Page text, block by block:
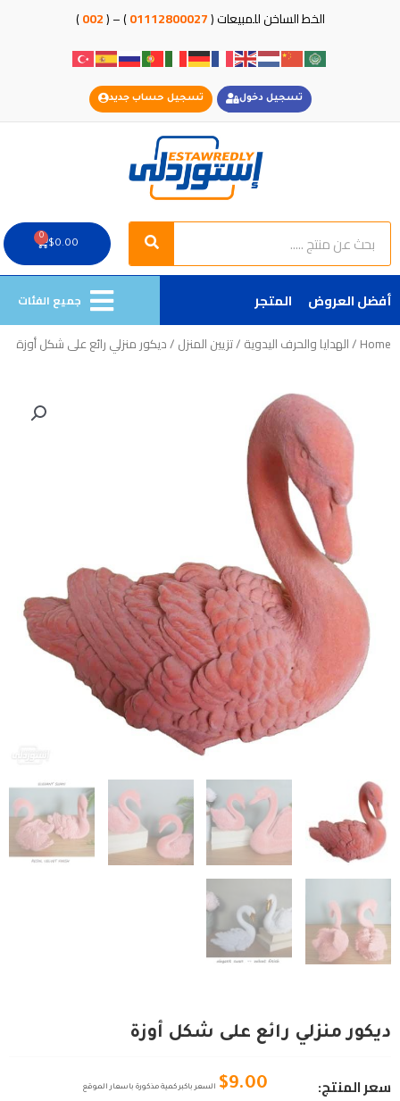
الخط الساخن للمبيعات (01112800027
) – (
002
)
تسجيل دخول تسجيل حساب جديد
Search
Search
$0.00
0
Cart
أفضل العروض المتجر جميع الفئات
Home
/الهدايا والحرف اليدوية /تزيين المنزل / ديكور منزلي رائع على شكل أوزة
ديكور منزلي رائع على شكل أوزة
سعر المنتج: $9.00 السعر باكبر كمية مذكورة باسعار الموقع